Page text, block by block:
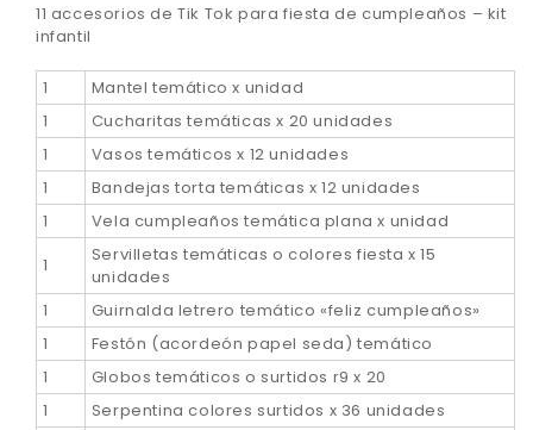
11 accesorios de Tik Tok para fiesta de cumpleaños – kit
infantil
1
Mantel temático x unidad
1
Cucharitas temáticas x 20 unidades
1
Vasos temáticos x 12 unidades
1
Bandejas torta temáticas x 12 unidades
1
Vela cumpleaños temática plana x unidad
1
Servilletas temáticas o colores fiesta x 15
unidades
1
Guirnalda letrero temático «feliz cumpleaños»
1
Festón (acordeón papel seda) temático
1
Globos temáticos o surtidos r9 x 20
1
Serpentina colores surtidos x 36 unidades